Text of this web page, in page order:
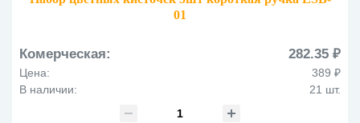
01
Комерческая: 282.35 ₽
Цена:
389 ₽
В наличии:
21 шт.